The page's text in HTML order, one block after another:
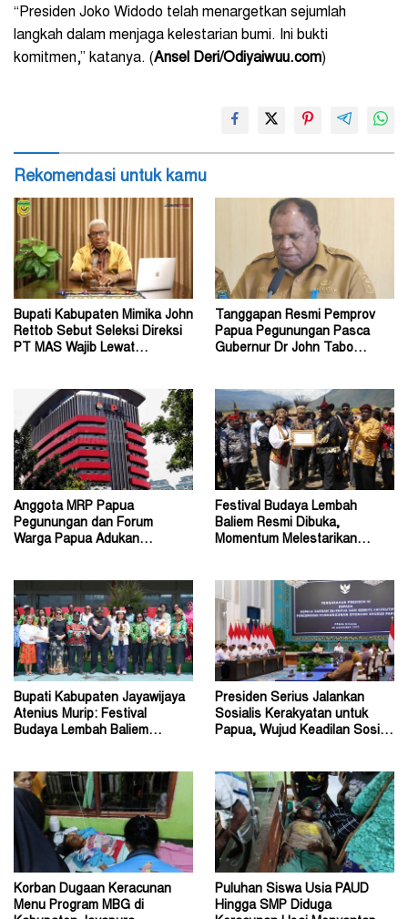
“Presiden Joko Widodo telah menargetkan sejumlah
langkah dalam menjaga kelestarian bumi. Ini bukti
komitmen,” katanya. (Ansel Deri/Odiyaiwuu.com)
Rekomendasi untuk kamu
Bupati Kabupaten Mimika John
Rettob Sebut Seleksi Direksi
PT MAS Wajib Lewat
Tanggapan Resmi Pemprov
Papua Pegunungan Pasca
Gubernur Dr John Tabo
Anggota MRP Papua
Pegunungan dan Forum
Warga Papua Adukan
Festival Budaya Lembah
Baliem Resmi Dibuka,
Momentum Melestarikan
Bupati Kabupaten Jayawijaya
Atenius Murip: Festival
Budaya Lembah Baliem
Presiden Serius Jalankan
Sosialis Kerakyatan untuk
Papua, Wujud Keadilan Sosial
Korban Dugaan Keracunan
Menu Program MBG di
Puluhan Siswa Usia PAUD
Hingga SMP Diduga